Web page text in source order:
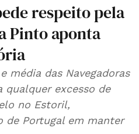
respeito pela
Pinto aponta
média das Navegadoras
qualquer excesso de
no Estoril,
de Portugal em manter